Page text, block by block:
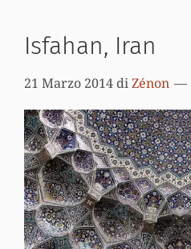
Isfahan, Iran
21 Marzo 2014 diZénon